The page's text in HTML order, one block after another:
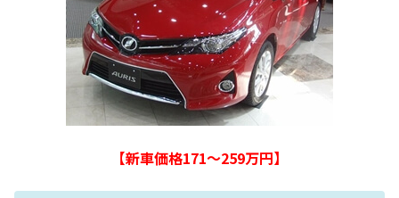
【新車価格171～259万円】